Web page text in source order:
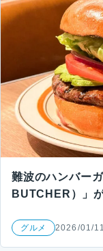
難波のハンバー
BUTCHER）」
グルメ 2026/01/11